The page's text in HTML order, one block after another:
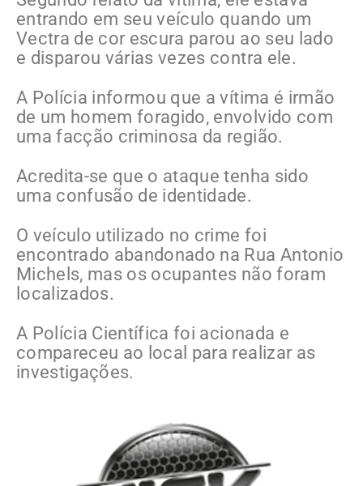
entrando em seu veículo quando um
Vectra de cor escura parou ao seu lado
e disparou várias vezes contra ele.
A Polícia informou que a vítima é irmão
de um homem foragido, envolvido com
uma facção criminosa da região.
Acredita-se que o ataque tenha sido
uma confusão de identidade.
O veículo utilizado no crime foi
encontrado abandonado na Rua Antonio
Michels, mas os ocupantes não foram
localizados.
A Polícia Científica foi acionada e
compareceu ao local para realizar as
investigações.